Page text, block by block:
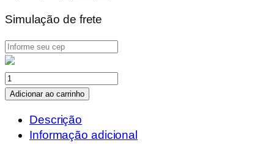
original
era:
R$625,00.
é:
R$500,00.
Simulação de frete
500
Adesivos
Para-
choque
Adicionar ao carrinho
Descrição
Informação adicional